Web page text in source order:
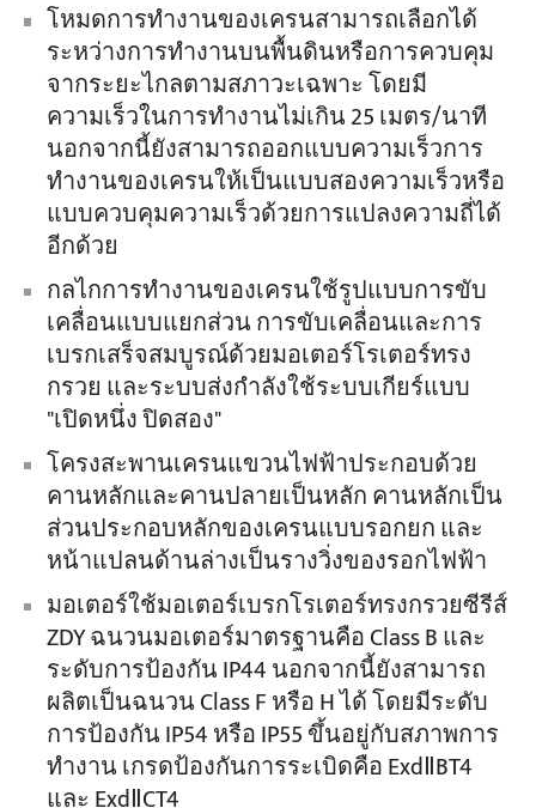
โหมดการทำงานของเครนสามารถเลือกได้
ระหว่างการทำงานบนพื้นดินหรือการควบคุม
จากระยะไกลตามสภาวะเฉพาะ โดยมี
ความเร็วในการทำงานไม่เกิน 25 เมตร/นาที
นอกจากนี้ยังสามารถออกแบบความเร็วการ
ทำงานของเครนให้เป็นแบบสองความเร็วหรือ
แบบควบคุมความเร็วด้วยการแปลงความถี่ได้
อีกด้วย
กลไกการทำงานของเครนใช้รูปแบบการขับ
เคลื่อนแบบแยกส่วน การขับเคลื่อนและการ
เบรกเสร็จสมบูรณ์ด้วยมอเตอร์โรเตอร์ทรง
กรวย และระบบส่งกำลังใช้ระบบเกียร์แบบ
"เปิดหนึ่ง ปิดสอง"
โครงสะพานเครนแขวนไฟฟ้าประกอบด้วย
คานหลักและคานปลายเป็นหลัก คานหลักเป็น
ส่วนประกอบหลักของเครนแบบรอกยก และ
หน้าแปลนด้านล่างเป็นรางวิ่งของรอกไฟฟ้า
มอเตอร์ใช้มอเตอร์เบรกโรเตอร์ทรงกรวยซีรีส์
ZDY ฉนวนมอเตอร์มาตรฐานคือ Class B และ
ระดับการป้องกัน IP44 นอกจากนี้ยังสามารถ
ผลิตเป็นฉนวน Class F หรือ H ได้ โดยมีระดับ
การป้องกัน IP54 หรือ IP55 ขึ้นอยู่กับสภาพการ
ทำงาน เกรดป้องกันการระเบิดคือ ExdⅡBT4